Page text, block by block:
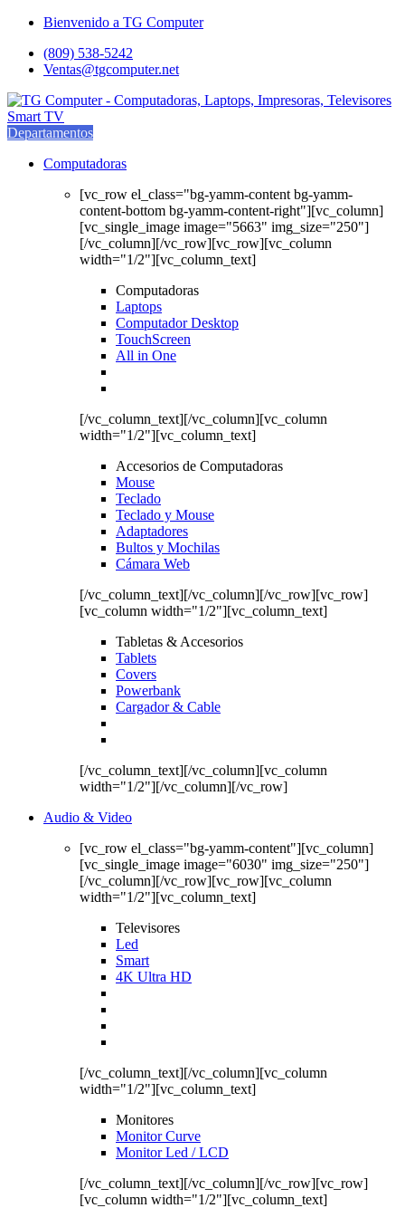
Saltar
navegación
saltar
contenido
Bienvenido a TG Computer
(809) 538-5242
Ventas@tgcomputer.net
Departamentos
Computadoras
[vc_row el_class="bg-yamm-content bg-yamm-
content-bottom bg-yamm-content-right"][vc_column]
[vc_single_image image="5663" img_size="250"]
[/vc_column][/vc_row][vc_row][vc_column
width="1/2"][vc_column_text]
Computadoras
Laptops
Computador Desktop
TouchScreen
All in One
[/vc_column_text][/vc_column][vc_column
width="1/2"][vc_column_text]
Accesorios de Computadoras
Mouse
Teclado
Teclado y Mouse
Adaptadores
Bultos y Mochilas
Cámara Web
[/vc_column_text][/vc_column][/vc_row][vc_row]
[vc_column width="1/2"][vc_column_text]
Tabletas & Accesorios
Tablets
Covers
Powerbank
Cargador & Cable
[/vc_column_text][/vc_column][vc_column
width="1/2"][/vc_column][/vc_row]
Audio & Video
[vc_row el_class="bg-yamm-content"][vc_column]
[vc_single_image image="6030" img_size="250"]
[/vc_column][/vc_row][vc_row][vc_column
width="1/2"][vc_column_text]
Televisores
Led
Smart
4K Ultra HD
[/vc_column_text][/vc_column][vc_column
width="1/2"][vc_column_text]
Monitores
Monitor Curve
Monitor Led / LCD
[/vc_column_text][/vc_column][/vc_row][vc_row]
[vc_column width="1/2"][vc_column_text]